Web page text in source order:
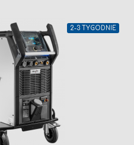
2-3 TYGODNIE